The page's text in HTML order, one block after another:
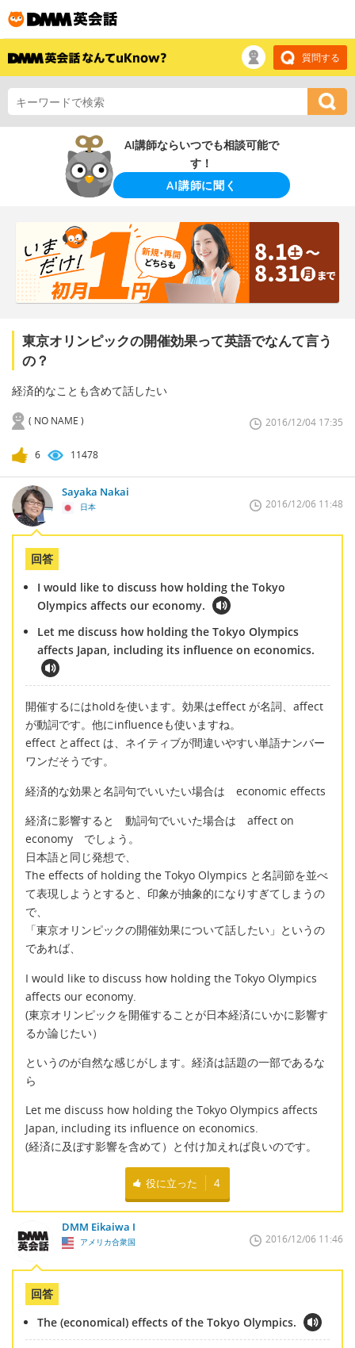
質問する
AI講師ならいつでも相談可能で
す！
AI講師に聞く
東京オリンピックの開催効果って英語でなんて言う
の？
経済的なことも含めて話したい
( NO NAME ) 2016/12/04 17:35
6 11478
Sayaka Nakai
日本 2016/12/06 11:48
回答
I would like to discuss how holding the Tokyo
Olympics affects our economy.
Let me discuss how holding the Tokyo Olympics
affects Japan, including its influence on economics.
開催するにはholdを使います。効果はeffect が名詞、affect
が動詞です。他にinfluenceも使いますね。
effect とaffect は、ネイティブが間違いやすい単語ナンバー
ワンだそうです。
経済的な効果と名詞句でいいたい場合は economic effects
経済に影響すると 動詞句でいいた場合は affect on
economy でしょう。
日本語と同じ発想で、
The effects of holding the Tokyo Olympics と名詞節を並べ
て表現しようとすると、印象が抽象的になりすぎてしまうの
で、
「東京オリンピックの開催効果について話したい」というの
であれば、
I would like to discuss how holding the Tokyo Olympics
affects our economy.
(東京オリンピックを開催することが日本経済にいかに影響す
るか論じたい）
というのが自然な感じがします。経済は話題の一部であるな
ら
Let me discuss how holding the Tokyo Olympics affects
Japan, including its influence on economics.
(経済に及ぼす影響を含めて）と付け加えれば良いのです。
役に立った 4
DMM Eikaiwa I
アメリカ合衆国 2016/12/06 11:46
回答
The (economical) effects of the Tokyo Olympics.